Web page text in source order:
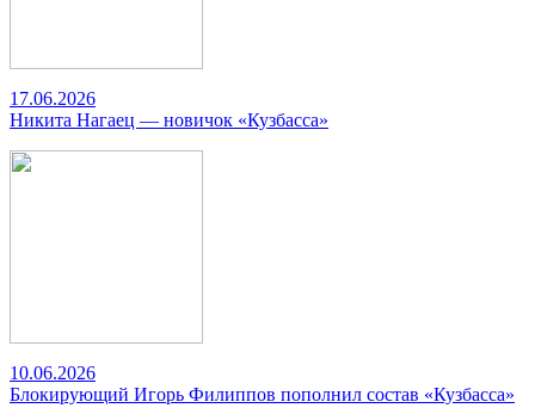
17.06.2026
Никита Нагаец — новичок «Кузбасса»
10.06.2026
Блокирующий Игорь Филиппов пополнил состав «Кузбасса»